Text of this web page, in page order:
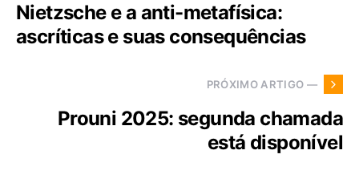
Nietzsche e a anti-metafísica:
ascríticas e suas consequências
PRÓXIMO ARTIGO —
Prouni 2025: segunda chamada
está disponível